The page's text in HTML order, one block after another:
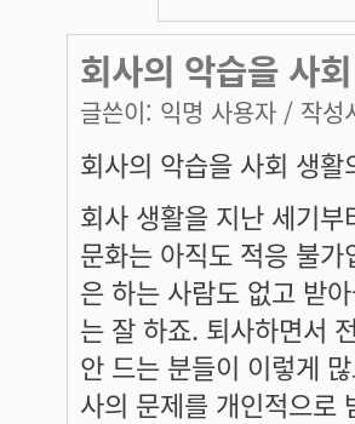
회사의 악습을 사
글쓴이: 익명 사용자 / 작성
회사의 악습을 사회 생
회사 생활을 지난 세기
문화는 아직도 적응 불
은 하는 사람도 없고 받
는 잘 하죠. 퇴사하면서
안 드는 분들이 이렇게
사의 문제를 개인적으로